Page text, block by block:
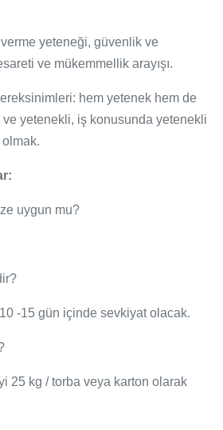
verme yeteneği, güvenlik ve
ve mükemmellik arayışı.
hem yetenek hem de
ve yetenekli, iş konusunda yetenekli
uygun mu?
10 -15 gün içinde sevkiyat olacak.
25 kg / torba veya karton olarak